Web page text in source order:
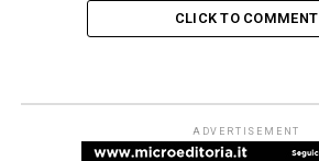
CLICK TO COMMENT
ADVERTISEMENT